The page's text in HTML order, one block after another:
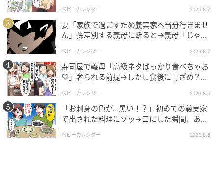
エキサイトニュース
ベビーカレンダー 2026.8.7
妻「家族で過ごすため義実家へ当分行きませ
ん」孫差別する義母に断ると→義母「じゃ
ベビーカレンダー 2026.8.7
寿司屋で義母「高級ネタばっかり食べちゃお
♡」奢られる前提→しかし食後に青ざめ？通
ベビーカレンダー 2026.8.6
「お刺身の色が…黒い！？」初めての義実家
で出された料理にゾッ→口にした瞬間、あ
ベビーカレンダー 2026.8.6